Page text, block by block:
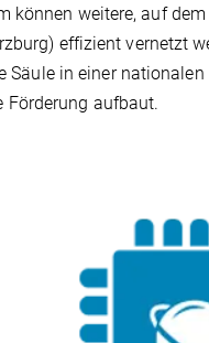
weitere, auf dem
effizient vernetzt
in einer
aufbaut.